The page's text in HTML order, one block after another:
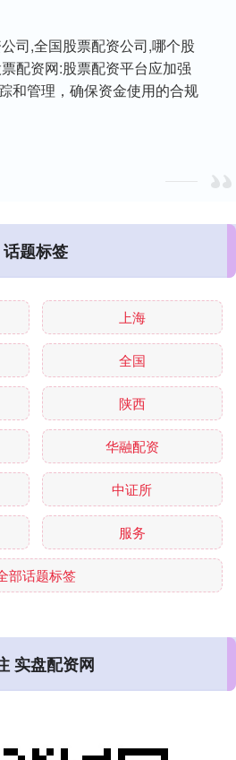
司,全国股票配资公司,哪个股
配资网:股票配资平台应加强
和管理，确保资金使用的合规
话题标签
上海
全国
陕西
华融配资
中证所
服务
部话题标签
实盘配资网